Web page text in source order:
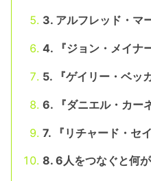
3. アルフレッド・マ
4. 『ジョン・メイナ
5. 『ゲイリー・ベッ
6. 『ダニエル・カー
7. 『リチャード・セイ
8. 6人をつなぐと何